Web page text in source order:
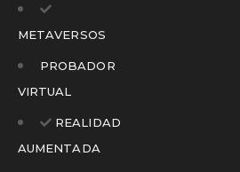
METAVERSOS
PROBADOR
VIRTUAL
REALIDAD
AUMENTADA